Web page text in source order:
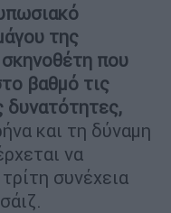
της
που
βαθμό τις
δυνατότητες,
και τη δύναμη
να
συνέχεια